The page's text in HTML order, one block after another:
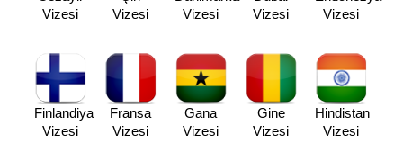
Vizesi
Vizesi
Vizesi
Vizesi
Vizesi
Finlandiya
Vizesi
Fransa
Vizesi
Gana
Vizesi
Gine
Vizesi
Hindistan
Vizesi